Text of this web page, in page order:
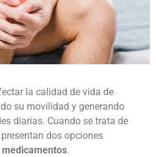
la calidad de vida de
su movilidad y generando
diarias. Cuando se trata de
dos opciones
.